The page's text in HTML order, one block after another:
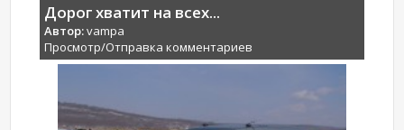
Дорог хватит на всех...
Автор:vampa
Просмотр/Отправка комментариев